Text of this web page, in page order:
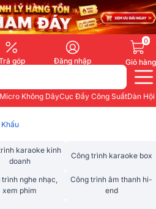
góp Đăng nhập
0
Giỏ hàng
Micro Không DâyCục Đẩy Công SuấtDàn
karaoke kinh
doanh
Công trình karaoke box
trình nghe nhạc,
xem phim
Công trình âm thanh hi-
end